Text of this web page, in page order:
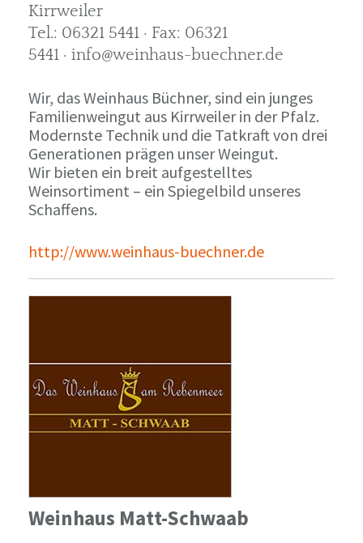
Kirrweiler
Tel.: 06321 5441 · Fax: 06321
5441 · info@weinhaus-buechner.de
Wir, das Weinhaus Büchner, sind ein junges
Familienweingut aus Kirrweiler in der Pfalz.
Modernste Technik und die Tatkraft von drei
Generationen prägen unser Weingut.
Wir bieten ein breit aufgestelltes
Weinsortiment – ein Spiegelbild unseres
Schaffens.
http://www.weinhaus-buechner.de
Weinhaus Matt-Schwaab